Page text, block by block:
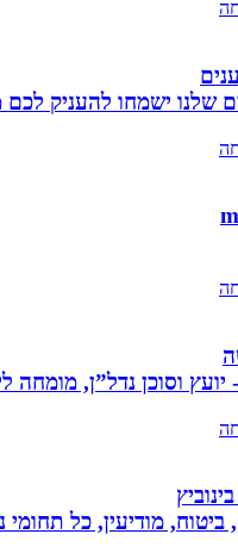
שלנו ישמחו להעניק לכם
וסוכן נדל”ן, מומחה
ביטוח, מודיעין, כל